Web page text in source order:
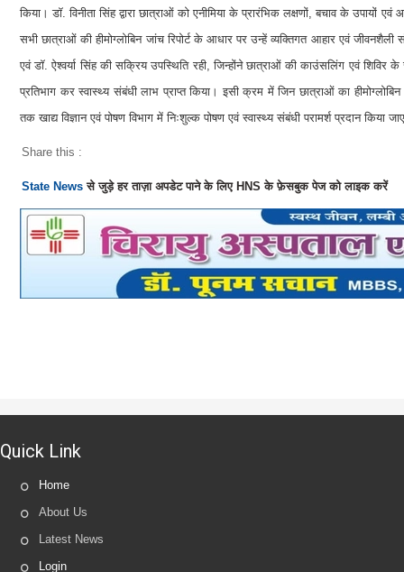
किया। डॉ. विनीता सिंह द्वारा छात्राओं को एनीमिया के प्रारंभिक लक्षणों, बचाव के उपायों
सभी छात्राओं की हीमोग्लोबिन जांच रिपोर्ट के आधार पर उन्हें व्यक्तिगत आहार एवं जीवनशैली
एवं डॉ. ऐश्वर्या सिंह की सक्रिय उपस्थिति रही, जिन्होंने छात्राओं की काउंसलिंग एवं
प्रतिभाग कर स्वास्थ्य संबंधी लाभ प्राप्त किया। इसी क्रम में जिन छात्राओं का
तक खाद्य विज्ञान एवं पोषण विभाग में निःशुल्क पोषण एवं स्वास्थ्य संबंधी परामर्श प्रदान
Share this :
State News से जुड़े हर ताज़ा अपडेट पाने के लिए HNS के फ़ेसबुक पेज को लाइक करें
Quick Link
Home
About Us
Latest News
Login